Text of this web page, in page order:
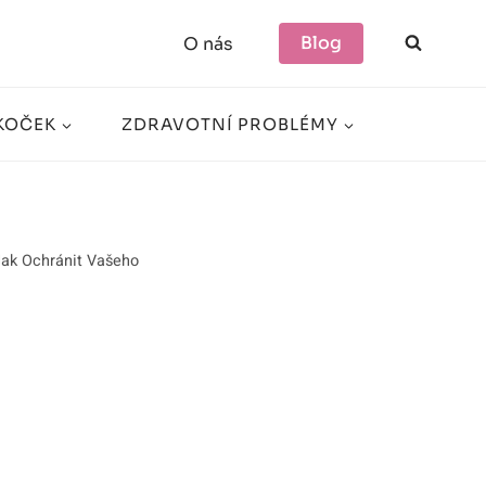
O nás Blog
ZDRAVOTNÍ PROBLÉMY
Ochránit Vašeho